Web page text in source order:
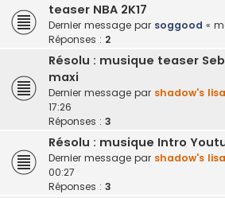
teaser NBA 2K17
Dernier message par soggood «
Réponses : 2
Résolu : musique teaser
maxi
Dernier message par shadow's lisa
17:26
Réponses : 3
Résolu : musique Intro
Dernier message par shadow's lisa
00:27
Réponses : 3